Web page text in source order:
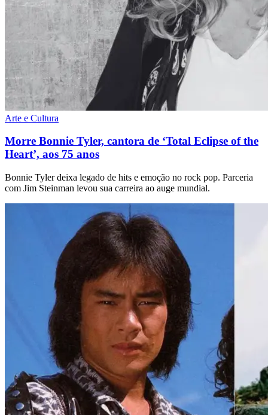
Arte e Cultura
Morre Bonnie Tyler, cantora de ‘Total Eclipse of the
Heart’, aos 75 anos
Bonnie Tyler deixa legado de hits e emoção no rock pop. Parceria
com Jim Steinman levou sua carreira ao auge mundial.